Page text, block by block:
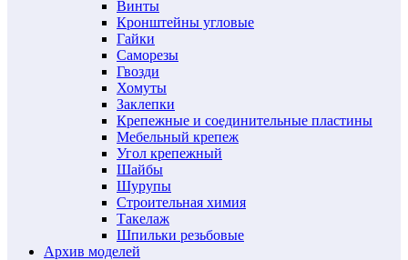
Винты
Кронштейны угловые
Гайки
Саморезы
Гвозди
Хомуты
Заклепки
Крепежные и соединительные пластины
Мебельный крепеж
Угол крепежный
Шайбы
Шурупы
Строительная химия
Такелаж
Шпильки резьбовые
Архив моделей